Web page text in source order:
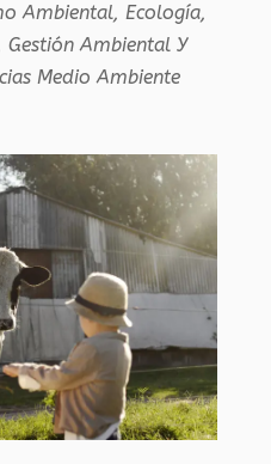
Ambiental, Ecología,
Gestión Ambiental Y
Medio Ambiente